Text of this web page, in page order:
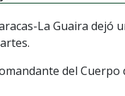
La Guaira dejó
del Cuerpo